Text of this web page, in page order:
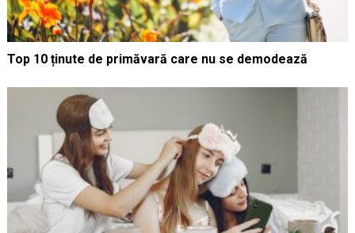
Top 10 ținute de primăvară care nu se demodează